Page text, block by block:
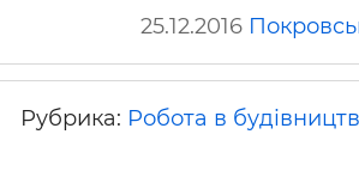
25.12.2016
Рубрика: Робота в